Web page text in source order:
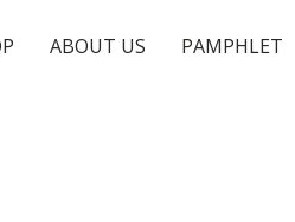
ABOUT US PAMPHLET